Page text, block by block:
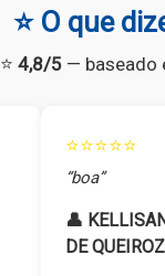
⭐ O que
⭐ 4,8/5— baseado
⭐⭐⭐⭐⭐
“boa”
👤
DE